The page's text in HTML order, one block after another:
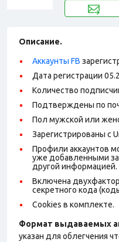
Описание.
Аккаунты FB
Дата регистрации
Количество
Подтверждены по
Пол мужской или
Зарегистрированы с
Профили аккаунтов
уже добавленными
другой информацией.
Включена
секретного кода
Cookies в комплекте.
Формат выдаваемых
указан для облегчения